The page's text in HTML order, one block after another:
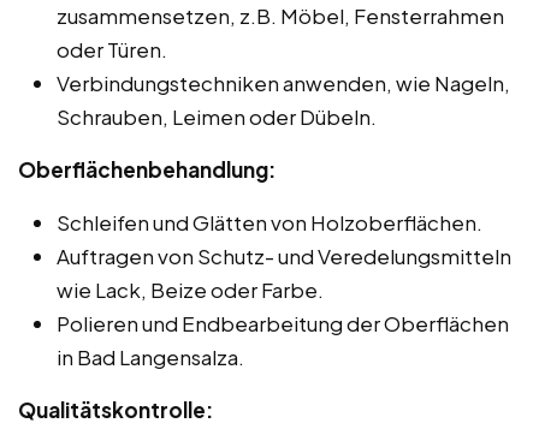
zusammensetzen, z.B. Möbel, Fensterrahmen
oder Türen.
Verbindungstechniken anwenden, wie Nageln,
Schrauben, Leimen oder Dübeln.
Oberflächenbehandlung:
Schleifen und Glätten von Holzoberflächen.
Auftragen von Schutz- und Veredelungsmitteln
wie Lack, Beize oder Farbe.
Polieren und Endbearbeitung der Oberflächen
in Bad Langensalza.
Qualitätskontrolle: